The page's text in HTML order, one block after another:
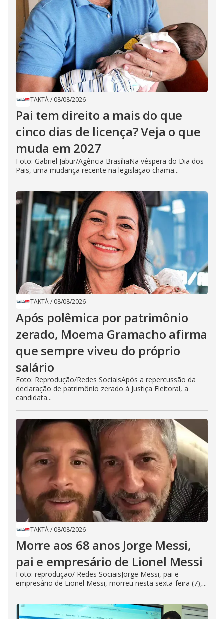
TAKTÁ/ 08/08/2026
Pai tem direito a mais do que
cinco dias de licença? Veja o que
muda em 2027
Foto: Gabriel Jabur/Agência BrasíliaNa véspera do Dia dos
Pais, uma mudança recente na legislação chama...
TAKTÁ/ 08/08/2026
Após polêmica por patrimônio
zerado, Moema Gramacho afirma
que sempre viveu do próprio
salário
Foto: Reprodução/Redes SociaisApós a repercussão da
declaração de patrimônio zerado à Justiça Eleitoral, a
candidata...
TAKTÁ/ 08/08/2026
Morre aos 68 anos Jorge Messi,
pai e empresário de Lionel Messi
Foto: reprodução/ Redes SociaisJorge Messi, pai e
empresário de Lionel Messi, morreu nesta sexta-feira (7),...